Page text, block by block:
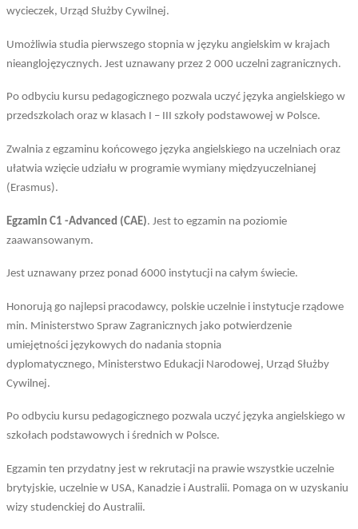
wycieczek, Urząd Służby Cywilnej.
Umożliwia studia pierwszego stopnia w języku angielskim w krajach
nieanglojęzycznych. Jest uznawany przez 2 000 uczelni zagranicznych.
Po odbyciu kursu pedagogicznego pozwala uczyć języka angielskiego w
przedszkolach oraz w klasach I – III szkoły podstawowej w Polsce.
Zwalnia z egzaminu końcowego języka angielskiego na uczelniach oraz
ułatwia wzięcie udziału w programie wymiany międzyuczelnianej
(Erasmus).
Egzamin C1 -Advanced (CAE). Jest to egzamin na poziomie
zaawansowanym.
Jest uznawany przez ponad 6000 instytucji na całym świecie.
Honorują go najlepsi pracodawcy, polskie uczelnie i instytucje rządowe
min. Ministerstwo Spraw Zagranicznych jako potwierdzenie
umiejętności językowych do nadania stopnia
dyplomatycznego, Ministerstwo Edukacji Narodowej, Urząd Służby
Cywilnej.
Po odbyciu kursu pedagogicznego pozwala uczyć języka angielskiego w
szkołach podstawowych i średnich w Polsce.
Egzamin ten przydatny jest w rekrutacji na prawie wszystkie uczelnie
brytyjskie, uczelnie w USA, Kanadzie i Australii. Pomaga on w uzyskaniu
wizy studenckiej do Australii.